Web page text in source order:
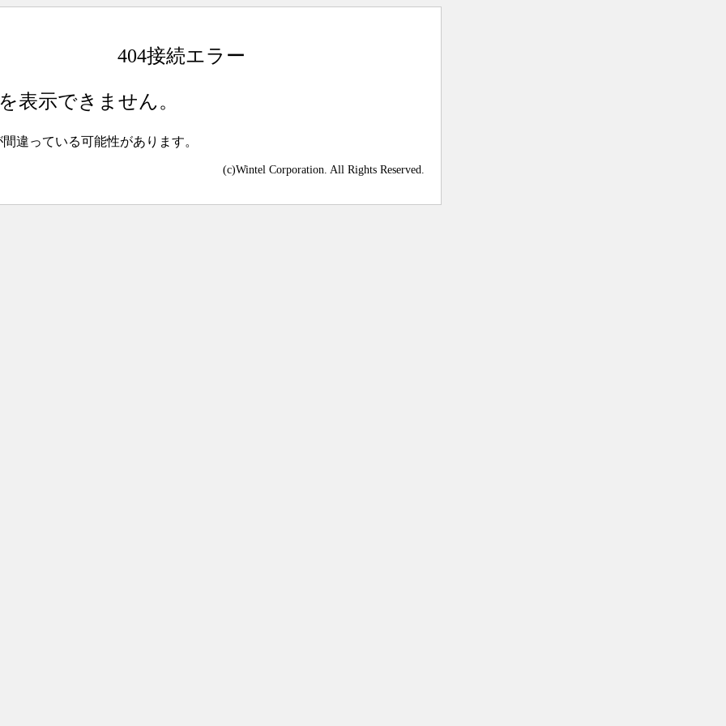
404接続エラー
表示できません。
違っている可能性があります。
(c)Wintel Corporation. All Rights Reserved.